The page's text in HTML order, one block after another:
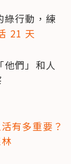
綠行動，練
21 天
他們」和人
有多重要？